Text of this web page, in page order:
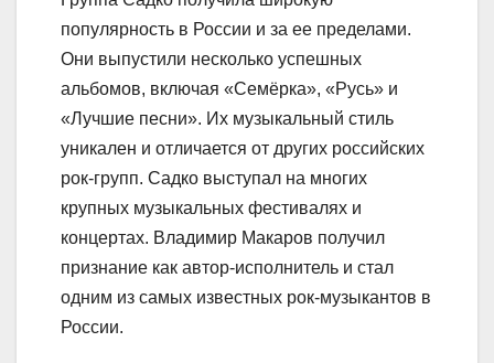
популярность в России и за ее пределами.
Они выпустили несколько успешных
альбомов, включая «Семёрка», «Русь» и
«Лучшие песни». Их музыкальный стиль
уникален и отличается от других российских
рок-групп. Садко выступал на многих
крупных музыкальных фестивалях и
концертах. Владимир Макаров получил
признание как автор-исполнитель и стал
одним из самых известных рок-музыкантов в
России.